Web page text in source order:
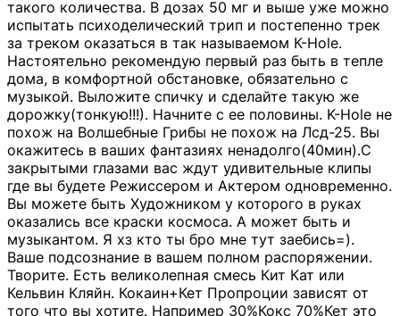
такого количества. В дозах 50 мг и выше уже можно
испытать психоделический трип и постепенно трек
за треком оказаться в так называемом К-Hole.
Настоятельно рекомендую первый раз быть в тепле
дома, в комфортной обстановке, обязательно с
музыкой. Выложите спичку и сделайте такую же
дорожку(тонкую!!!). Начните с ее половины. K-Hole не
похож на Волшебные Грибы не похож на Лсд-25. Вы
окажитесь в ваших фантазиях ненадолго(40мин).С
закрытыми глазами вас ждут удивительные клипы
где вы будете Режиссером и Актером одновременно.
Вы можете быть Художником у которого в руках
оказались все краски космоса. А может быть и
музыкантом. Я хз кто ты бро мне тут заебись=).
Ваше подсознание в вашем полном распоряжении.
Творите. Есть великолепная смесь Кит Кат или
Кельвин Кляйн. Кокаин+Кет Пропроции зависят от
того что вы хотите. Например 30%Кокс 70%Кет это